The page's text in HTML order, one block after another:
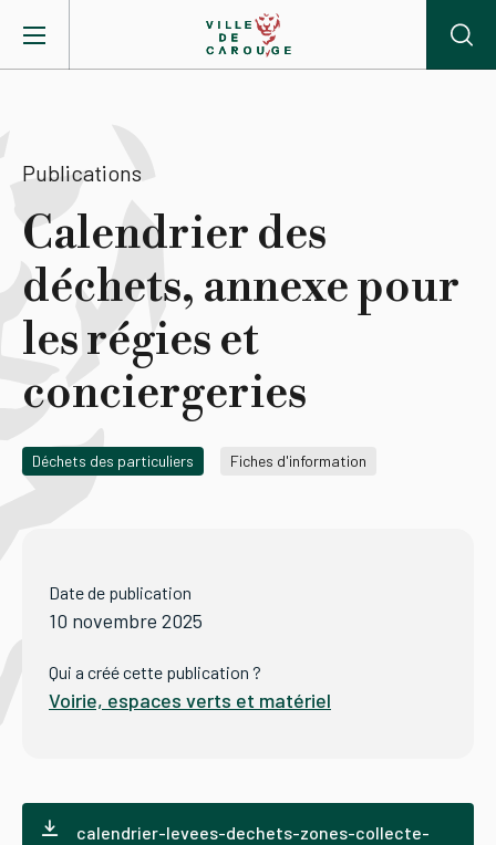
Mairie
Vie pratique
Actualités
Agenda
Lieux
Publications
Calendrier des
déchets, annexe pour
les régies et
conciergeries
Déchets des particuliers Fiches d'information
Date de publication
10 novembre 2025
Qui a créé cette publication ?
Voirie, espaces verts et matériel
calendrier-levees-dechets-zones-collecte-